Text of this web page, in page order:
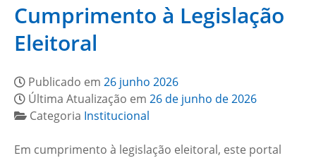
Cumprimento à Legislação
Eleitoral
Publicado em 26 junho 2026
Última Atualização em 26 de junho de 2026
Categoria Institucional
Em cumprimento à legislação eleitoral, este portal